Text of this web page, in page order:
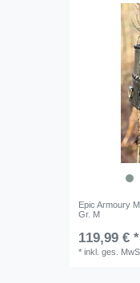
Epic Armoury
Gr. M
119,99 € *
*inkl. ges.